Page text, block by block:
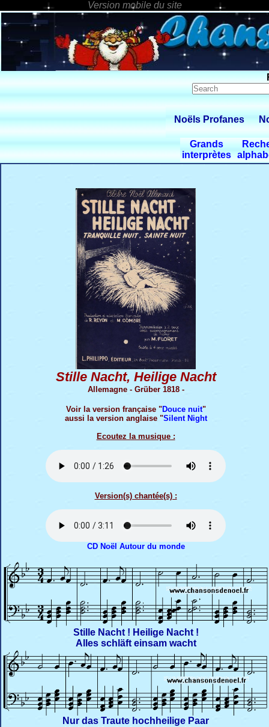
Noëls Profanes
Grands
interprètes
Stille Nacht, Heilige Nacht
Allemagne - Grüber 1818 -
Voir la version française "Douce nuit"
aussi la version anglaise "Silent Night
Ecoutez la musique :
Version(s) chantée(s) :
CD Noël Autour du monde
Stille Nacht ! Heilige Nacht !
Alles schläft einsam wacht
Nur das Traute hochheilige Paar